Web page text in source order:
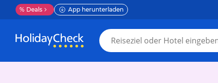
% Deals App herunterladen